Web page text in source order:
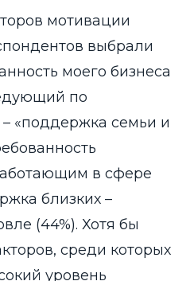
мотивации
выбрали
моего бизнеса
по
«поддержка семьи и
в сфере
близких –
(44%). Хотя бы
среди которых
уровень